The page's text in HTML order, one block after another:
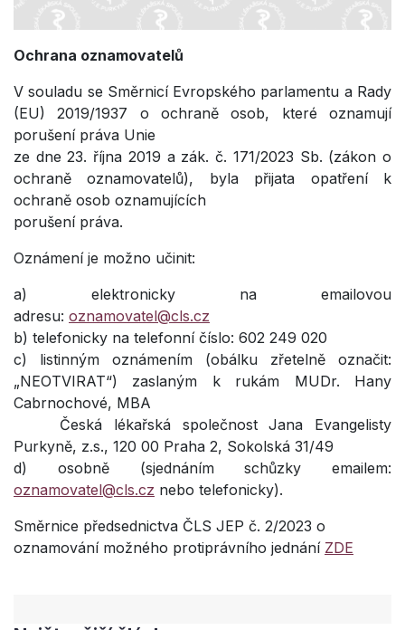
Ochrana oznamovatelů
V souladu se Směrnicí Evropského parlamentu a Rady
(EU) 2019/1937 o ochraně osob, které oznamují
porušení práva Unie
ze dne 23. října 2019 a zák. č. 171/2023 Sb. (zákon o
ochraně oznamovatelů), byla přijata opatření k
ochraně osob oznamujících
porušení práva.
Oznámení je možno učinit:
a) elektronicky na emailovou
adresu: oznamovatel@cls.cz
b) telefonicky na telefonní číslo: 602 249 020
c) listinným oznámením (obálku zřetelně označit:
„NEOTVIRAT“) zaslaným k rukám MUDr. Hany
Cabrnochové, MBA
Česká lékařská společnost Jana Evangelisty
Purkyně, z.s., 120 00 Praha 2, Sokolská 31/49
d) osobně (sjednáním schůzky emailem:
oznamovatel@cls.cz nebo telefonicky).
Směrnice předsednictva ČLS JEP č. 2/2023 o
oznamování možného protiprávního jednání ZDE